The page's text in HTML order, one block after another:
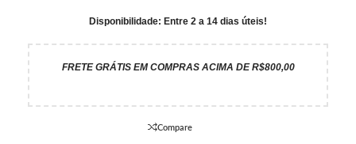
Disponibilidade: Entre 2 a 14 dias úteis!
FRETE GRÁTIS EM COMPRAS ACIMA DE R$800,00
Compare